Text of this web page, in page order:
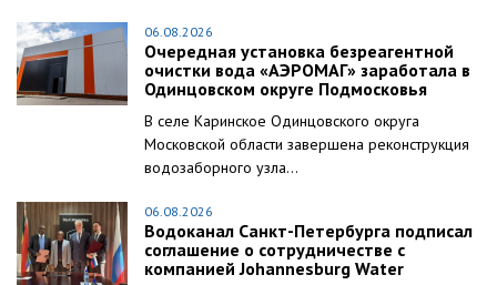
06.08.2026
Очередная установка безреагентной
очистки вода «АЭРОМАГ» заработала в
Одинцовском округе Подмосковья
В селе Каринское Одинцовского округа
Московской области завершена реконструкция
водозаборного узла...
06.08.2026
Водоканал Санкт-Петербурга подписал
соглашение о сотрудничестве с
компанией Johannesburg Water